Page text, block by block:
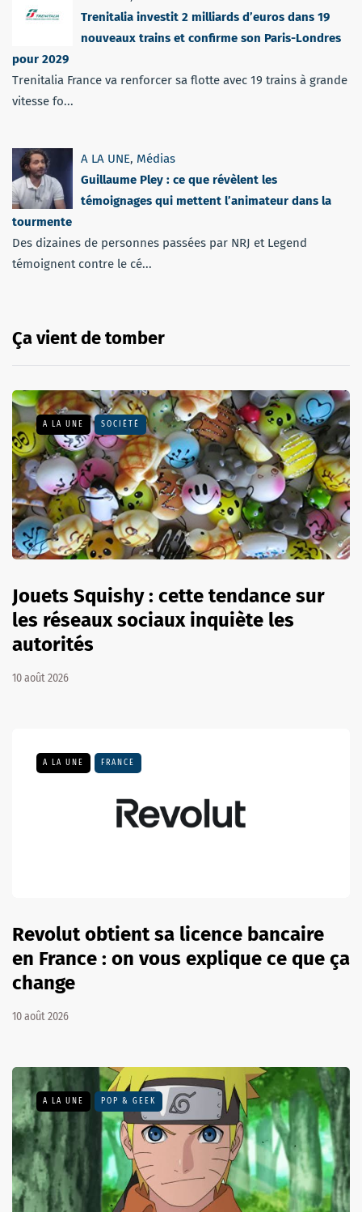
Trenitalia investit 2 milliards d’euros dans 19
nouveaux trains et confirme son Paris-Londres
pour 2029
Trenitalia France va renforcer sa flotte avec 19 trains à grande
vitesse fo...
A LA UNE, Médias
Guillaume Pley : ce que révèlent les
témoignages qui mettent l’animateur dans la
tourmente
Des dizaines de personnes passées par NRJ et Legend
témoignent contre le cé...
Ça vient de tomber
A LA UNE SOCIÉTÉ
Jouets Squishy : cette tendance sur
les réseaux sociaux inquiète les
autorités
10 août 2026
A LA UNE FRANCE
Revolut obtient sa licence bancaire
en France : on vous explique ce que ça
change
10 août 2026
A LA UNE POP & GEEK